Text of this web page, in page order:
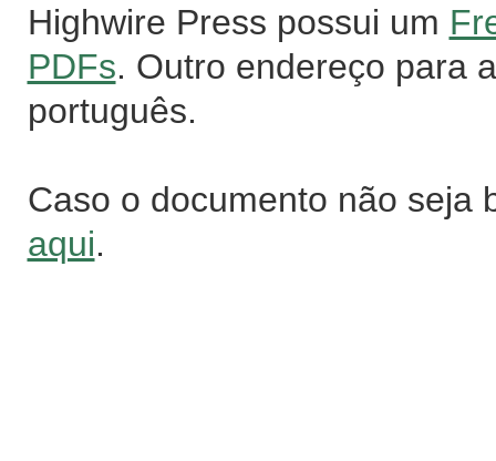
Highwire Press possui um
PDFs. Outro endereço para
português.
Caso o documento não seja
aqui.